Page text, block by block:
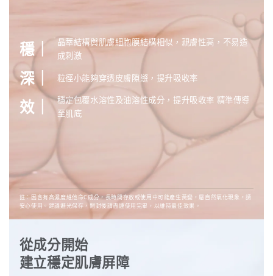
穩｜
晶萃結構與肌膚細胞膜結構相似，親膚性高，不易造
成刺激
深｜ 粒徑小能夠穿透皮膚隙縫，提升吸收率
效｜ 穩定包覆水溶性及油溶性成分，提升吸收率 精準傳導
至肌底
註：因含有高濃度維他命C成分，長時間存放或使用中可能產生黃變，屬自然氧化現象，請
安心使用。建議避光保存，開封後請盡速使用完畢，以維持最佳效果。
從成分開始
建立穩定肌膚屏障